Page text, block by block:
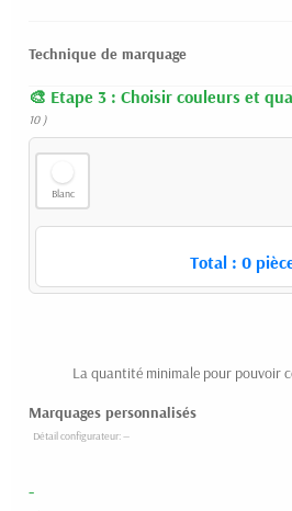
Technique de marquage
Etape 3 : Choisir couleurs et
10 )
Blanc
Total : 0
La quantité minimale pour pouvoir
Marquages personnalisés
-